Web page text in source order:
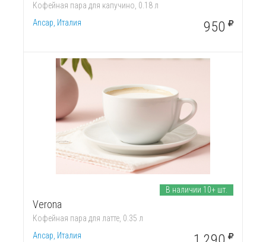
Кофейная пара для капучино, 0.18 л
Ancap, Италия
950
Verona
Кофейная пара для латте, 0.35 л
Ancap, Италия
В наличии 10+ шт.